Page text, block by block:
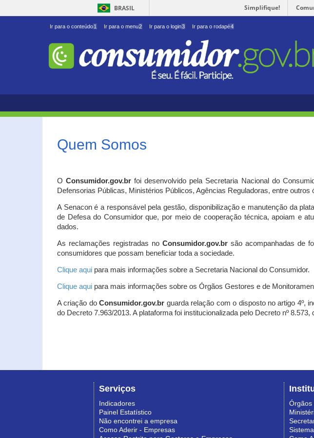
BRASIL Simplifique!
Ir para o conteúdo1 Ir para o menu2 Ir para o login3 Ir para o rodapé4
Quem Somos
OConsumidor.gov.br foi desenvolvido pela Secretaria Nacional do
Defensorias Públicas, Ministérios Públicos, Agências Reguladoras, entre
A Senacon é a responsável pela gestão, disponibilização e manutenção da
de Defesa do Consumidor que, por meio de cooperação técnica, apoiam e
dados.
As reclamações registradas no Consumidor.gov.brsão acompanhadas de
consumidores que possam beneficiar toda a sociedade.
Clique aqui para mais informações sobre a Secretaria Nacional do Consumidor.
Clique aqui para mais informações sobre os Órgãos Gestores e de
A criação doConsumidor.gov.br guarda relação com o disposto no artigo 4º,
do Decreto 7.963/2013. A plataforma foi institucionalizada pelo Decreto nº 8.573,
Serviços
Indicadores
Painel Estatístico
Não encontrei a empresa
Como Aderir - Empresas
Órgãos